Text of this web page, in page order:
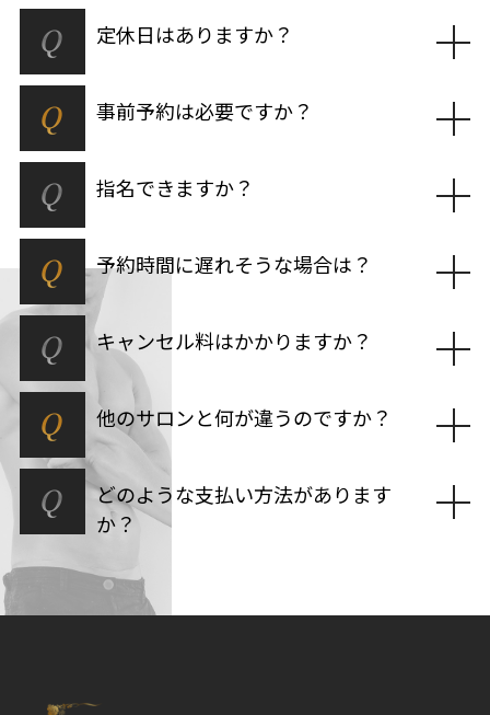
Q 定休日はありますか？
Q 事前予約は必要ですか？
Q 指名できますか？
Q 予約時間に遅れそうな場合は？
Q キャンセル料はかかりますか？
Q 他のサロンと何が違うのですか？
Q
どのような支払い方法があります
か？